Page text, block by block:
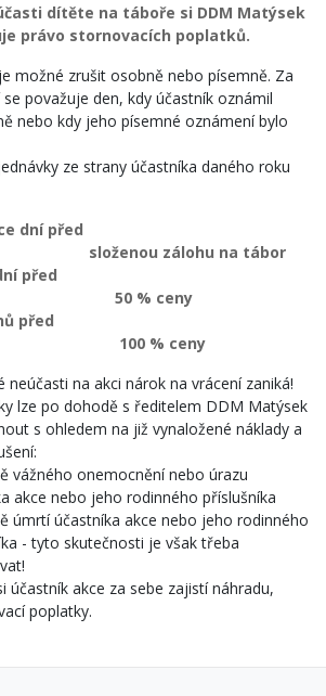
dítěte na táboře si DDM Matýsek
právo stornovacích poplatků.
možné zrušit osobně nebo písemně. Za
považuje den, kdy účastník oznámil
nebo kdy jeho písemné oznámení bylo
ze strany účastníka daného roku
dní před
zálohu na tábor
před
50 % ceny
před
100 % ceny
neúčasti na akci nárok na vrácení zaniká!
lze po dohodě s ředitelem DDM Matýsek
s ohledem na již vynaložené náklady a
vážného onemocnění nebo úrazu
akce nebo jeho rodinného příslušníka
úmrtí účastníka akce nebo jeho rodinného
- tyto skutečnosti je však třeba
účastník akce za sebe zajistí náhradu,
poplatky.